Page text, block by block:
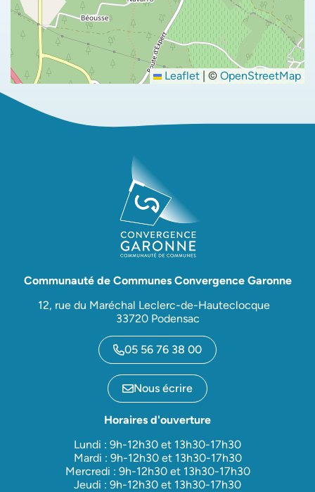
Leaflet | © OpenStreetMap
Communauté de Communes Convergence Garonne
12, rue du Maréchal Leclerc-de-Hauteclocque
33720 Podensac
05 56 76 38 00
Nous écrire
Horaires d'ouverture
Lundi : 9h-12h30 et 13h30-17h30
Mardi : 9h-12h30 et 13h30-17h30
Mercredi : 9h-12h30 et 13h30-17h30
Jeudi : 9h-12h30 et 13h30-17h30